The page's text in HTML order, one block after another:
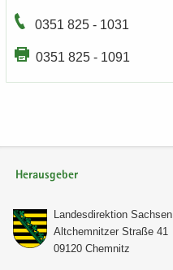
0351 825 - 1031
0351 825 - 1091
Herausgeber
Lan­des­di­rek­ti­on Sach­sen
Alt­chem­nit­zer Stra­ße 41
09120 Chem­nitz